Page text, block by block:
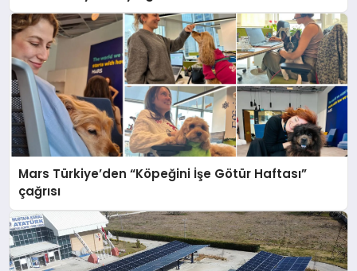
Mars Türkiye’den “Köpeğini İşe Götür Haftası”
çağrısı